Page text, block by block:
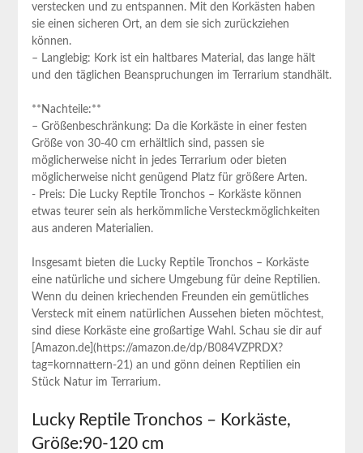
‍verstecken ⁤und ‌zu entspannen. Mit​ den Korkästen haben
sie ‌einen sicheren Ort, an dem ⁢sie sich zurückziehen
können.
– Langlebig: Kork ist ein haltbares Material, das lange hält‍
und den täglichen Beanspruchungen im Terrarium standhält.
**Nachteile:**
– Größenbeschränkung: Da‍ die Korkäste ⁢in einer festen
Größe von 30-40 cm ​erhältlich sind, passen sie
möglicherweise nicht ‌in jedes Terrarium⁢ oder bieten ​
möglicherweise nicht genügend Platz‍ für größere ‌Arten.
-​ Preis: Die Lucky Reptile Tronchos – Korkäste können
etwas teurer sein als herkömmliche Versteckmöglichkeiten
aus‍ anderen Materialien.
Insgesamt bieten⁣ die Lucky Reptile Tronchos – Korkäste
eine natürliche und⁣ sichere Umgebung für ‌deine Reptilien.
Wenn du deinen kriechenden ⁢Freunden ein gemütliches
Versteck mit einem ‍natürlichen Aussehen bieten⁣ möchtest,
sind diese Korkäste eine großartige Wahl. Schau sie dir auf‌
[Amazon.de](https://amazon.de/dp/B084VZPRDX?
tag=kornnattern-21) an und gönn deinen Reptilien ein
Stück Natur im Terrarium.
Lucky Reptile Tronchos – Korkäste,
Größe:90-120 cm